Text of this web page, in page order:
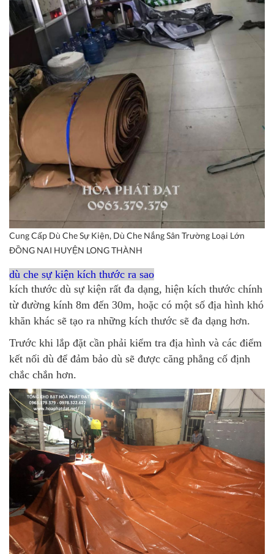
Cung Cấp Dù Che Sự Kiện, Dù Che Nắng Sân Trường Loại Lớn
ĐỒNG NAI HUYỆN LONG THÀNH
dù che sự kiện kích thước ra sao
kích thước dù sự kiện rất đa dạng, hiện kích thước chính
từ đường kính 8m đến 30m, hoặc có một số địa hình khó
khăn khác sẽ tạo ra những kích thước sẽ đa dạng hơn.
Trước khi lắp đặt cần phải kiểm tra địa hình và các điểm
kết nối dù để đảm bảo dù sẽ được căng phẳng cố định
chắc chắn hơn.